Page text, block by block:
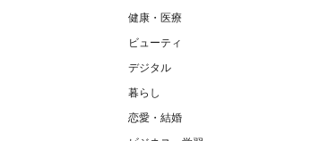
健康・医療
ビューティ
デジタル
暮らし
恋愛・結婚